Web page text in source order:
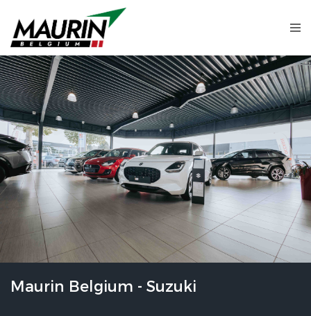
Maurin Belgium - Suzuki